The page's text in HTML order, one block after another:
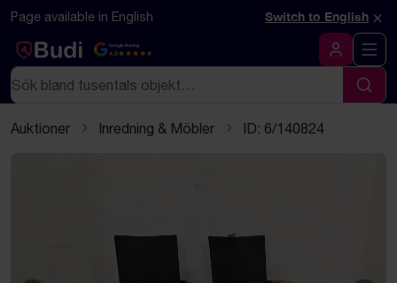
Hoppa till innehåll
Textbaserad (markdown) version av denna sida
Page available in English Switch to English ×
Google Rating
4.5
Logga in
Sök
Sök
Auktioner Inredning & Möbler ID: 6/140824